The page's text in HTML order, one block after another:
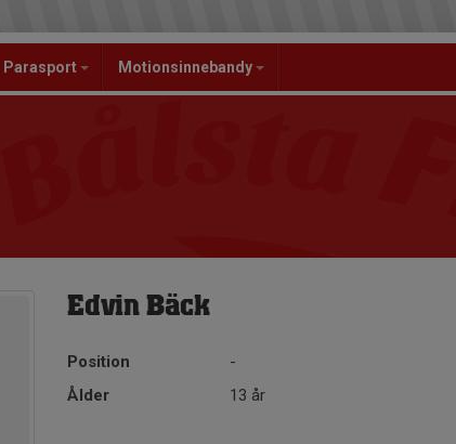
Parasport Motionsinnebandy
Edvin Bäck
Position
-
Ålder
13 år